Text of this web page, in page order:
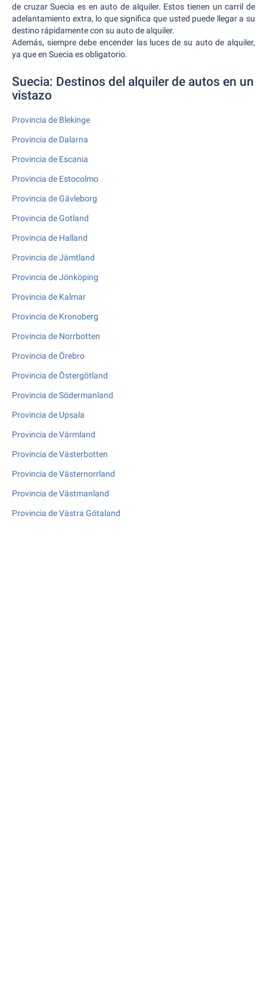
de cruzar Suecia es en auto de alquiler. Estos tienen un carril de
adelantamiento extra, lo que significa que usted puede llegar a su
destino rápidamente con su auto de alquiler.
Además, siempre debe encender las luces de su auto de alquiler,
ya que en Suecia es obligatorio.
Suecia: Destinos del alquiler de autos en un
vistazo
Provincia de Blekinge
Provincia de Dalarna
Provincia de Escania
Provincia de Estocolmo
Provincia de Gävleborg
Provincia de Gotland
Provincia de Halland
Provincia de Jämtland
Provincia de Jönköping
Provincia de Kalmar
Provincia de Kronoberg
Provincia de Norrbotten
Provincia de Örebro
Provincia de Östergötland
Provincia de Södermanland
Provincia de Upsala
Provincia de Värmland
Provincia de Västerbotten
Provincia de Västernorrland
Provincia de Västmanland
Provincia de Västra Götaland